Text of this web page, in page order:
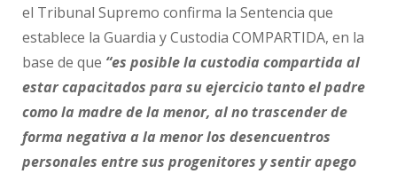
el Tribunal Supremo confirma la Sentencia que
establece la Guardia y Custodia COMPARTIDA, en la
base de que “es posible la custodia compartida al
estar capacitados para su ejercicio tanto el padre
como la madre de la menor, al no trascender de
forma negativa a la menor los desencuentros
personales entre sus progenitores y sentir apego